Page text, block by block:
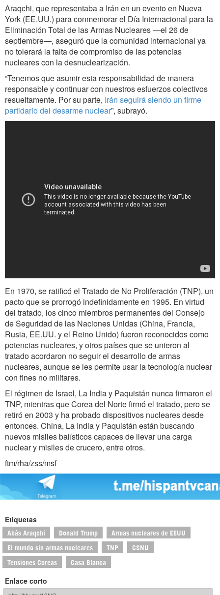
Araqchi, que representaba a Irán en un evento en Nueva
York (EE.UU.) para conmemorar el Día Internacional para la
Eliminación Total de las Armas Nucleares —el 26 de
septiembre—, aseguró que la comunidad internacional ya
no tolerará la falta de compromiso de las potencias
nucleares con la desnuclearización.
“Tenemos que asumir esta responsabilidad de manera
responsable y continuar con nuestros esfuerzos colectivos
resueltamente. Por su parte, Irán seguirá siendo un firme
partidario del desarme nuclear”, subrayó.
En 1970, se ratificó el Tratado de No Proliferación (TNP), un
pacto que se prorrogó indefinidamente en 1995. En virtud
del tratado, los cinco miembros permanentes del Consejo
de Seguridad de las Naciones Unidas (China, Francia,
Rusia, EE.UU. y el Reino Unido) fueron reconocidos como
potencias nucleares, y otros países que se unieron al
tratado acordaron no seguir el desarrollo de armas
nucleares, aunque se les permite usar la tecnología nuclear
con fines no militares.
El régimen de Israel, La India y Paquistán nunca firmaron el
TNP, mientras que Corea del Norte firmó el tratado, pero se
retiró en 2003 y ha probado dispositivos nucleares desde
entonces. China, La India y Paquistán están buscando
nuevos misiles balísticos capaces de llevar una carga
nuclear y misiles de crucero, entre otros.
ftm/rha/zss/msf
Etiquetas
Abás Araqchi Donald Trump Armas nucleares de EEUU
El mundo sin armas nucleares TNP CSNU
Tensiones Coreas Casa Blanca
Enlace corto